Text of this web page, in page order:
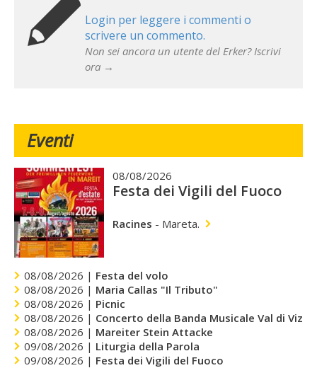
Login per leggere i commenti o
scrivere un commento.
Non sei ancora un utente del Erker? Iscrivi
ora →
Eventi
08/08/2026
Festa dei Vigili del Fuoco
Racines - Mareta.
08/08/2026 | Festa del volo
08/08/2026 | Maria Callas "Il Tributo"
08/08/2026 | Picnic
08/08/2026 | Concerto della Banda Musicale Val di Vizze
08/08/2026 | Mareiter Stein Attacke
09/08/2026 | Liturgia della Parola
09/08/2026 | Festa dei Vigili del Fuoco